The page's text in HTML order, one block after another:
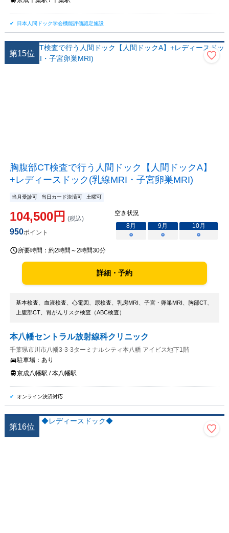
日本人間ドック学会機能評価認定施設
第15位
胸腹部CT検査で行う人間ドック【人間ドックA】
+レディースドック(乳線MRI・子宮卵巣MRI)
当月受診可 当日カード決済可 土曜可
104,500円 (税込)
950ポイント
空き状況
8月 9月 10月
○
○ ○
所要時間： 約2時間～2時間30分
詳細・予約
基本検査、血液検査、心電図、尿検査、乳房MRI、子宮・卵巣MRI、胸部CT、
上腹部CT、胃がんリスク検査（ABC検査）
本八幡セントラル放射線科クリニック
千葉県市川市八幡3-3-3ターミナルシティ本八幡 アイビス地下1階
駐車場： あり
京成八幡駅 / 本八幡駅
オンライン決済対応
第16位